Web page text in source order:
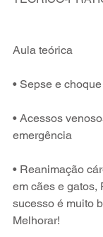
Aula teórica
• Sepse e
• Acessos
emergência
• Reanimação
em cães e gatos,
sucesso é muito
Melhorar!